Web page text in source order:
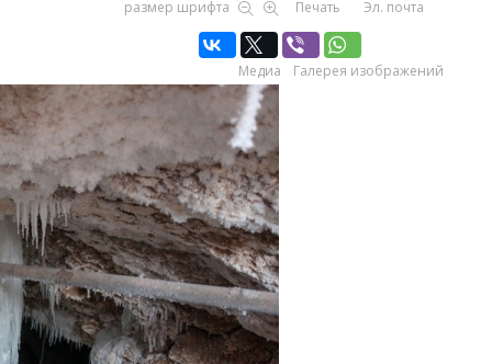
размер шрифта Печать Эл. почта
Медиа Галерея изображений